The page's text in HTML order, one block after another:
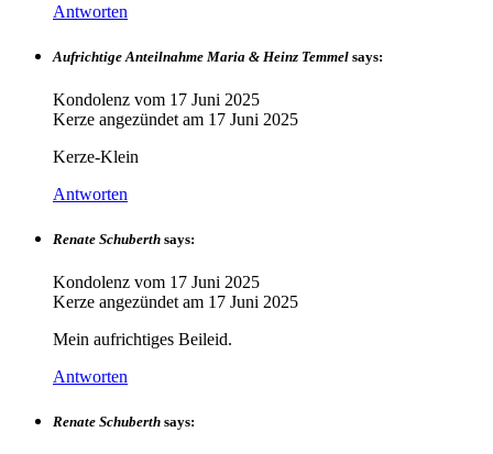
Antworten
Aufrichtige Anteilnahme Maria & Heinz Temmel says:
Kondolenz vom 17 Juni 2025
Kerze angezündet am 17 Juni 2025
Kerze-Klein
Antworten
Renate Schuberth says:
Kondolenz vom 17 Juni 2025
Kerze angezündet am 17 Juni 2025
Mein aufrichtiges Beileid.
Antworten
Renate Schuberth says: